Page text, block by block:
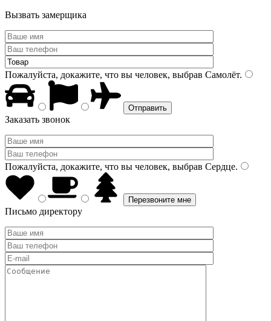
Вызвать замерщика
Пожалуйста, докажите, что вы человек, выбрав Самолёт.
Заказать звонок
Пожалуйста, докажите, что вы человек, выбрав Сердце.
Письмо директору